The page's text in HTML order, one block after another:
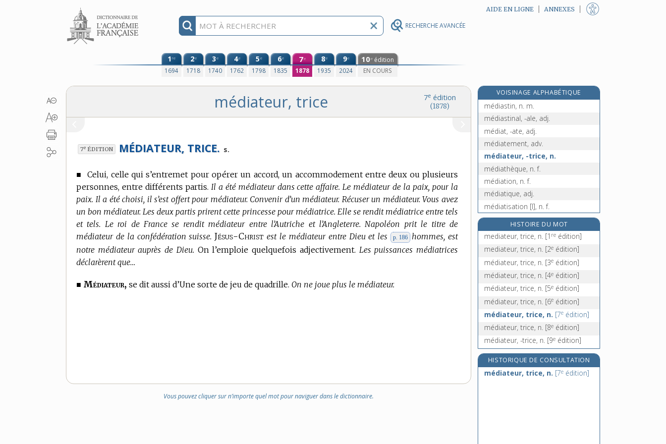
RECHERCHE AVANCÉE
Aller au contenu AIDE EN LIGNE ANNEXES
1re
1694
2e
1718
3e
1740
4e
1762
5e
1798
6e
1835
7e
1878
8e
1935
9e
2024
10e édition
EN COURS
7e édition
(1878)
médiateur, trice
7e ÉDITION MÉDIATEUR, TRICE. s.
■Celui, celle qui s’entremet pour opérer un accord, un accommodement entre deux ou plusieurs
personnes, entre différents partis. Il a été médiateur dans cette affaire. Le médiateur de la paix, pour la
paix. Il a été choisi, il s’est offert pour médiateur. Convenir d’un médiateur. Récuser un médiateur. Vous avez
un bon médiateur. Les deux partis prirent cette princesse pour médiatrice. Elle se rendit médiatrice entre tels
et tels. Le roi de France se rendit médiateur entre l’Autriche et l’Angleterre. Napoléon prit le titre de
médiateur de la confédération suisse. Jésus-Christ est le médiateur entre Dieu et les p. 186
hommes, est
notre médiateur auprès de Dieu. On l’emploie quelquefois adjectivement. Les puissances médiatrices
déclarèrent que…
■ Médiateur, se dit aussi d’Une sorte de jeu de quadrille. On ne joue plus le médiateur.
Vous pouvez cliquer sur n’importe quel mot pour naviguer dans le dictionnaire.
VOISINAGE ALPHABÉTIQUE
médiante, n. f.
médiastin, n. m.
médiastinal, -ale, adj.
médiat, -ate, adj.
médiatement, adv.
médiateur, -trice, n.
médiathèque, n. f.
médiation, n. f.
médiatique, adj.
médiatisation [I], n. f.
médiatisation [II], n. f.
médiatiser [I], v. tr.
médiatrice, n. f.
HISTOIRE DU MOT
mediateur, trice, n. [1 re édition]
mediateur, trice, n. [2e édition]
médiateur, trice, n. [3e édition]
médiateur, trice, n. [4e édition]
médiateur, trice, n. [5e édition]
médiateur, trice, n. [6e édition]
médiateur, trice, n. [7e édition]
médiateur, trice, n. [8e édition]
médiateur, -trice, n. [9e édition]
HISTORIQUE DE CONSULTATION
médiateur, trice, n. [7e édition]